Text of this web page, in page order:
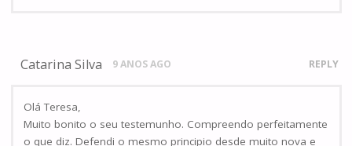
Catarina Silva 9 ANOS AGO REPLY
Olá Teresa,
Muito bonito o seu testemunho. Compreendo perfeitamente
o que diz. Defendi o mesmo principio desde muito nova e